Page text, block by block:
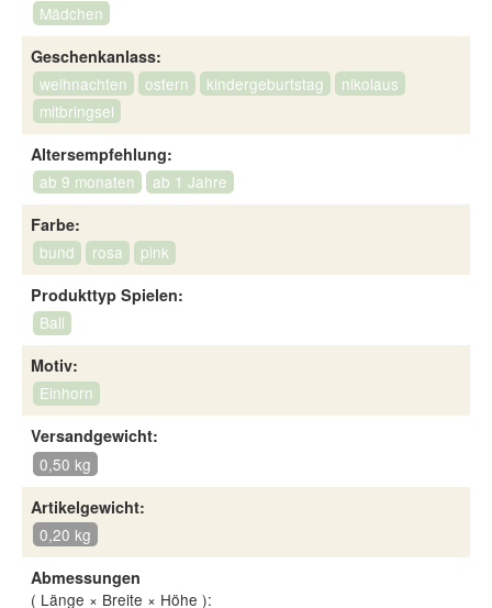
Mädchen
Geschenkanlass:
weihnachten
ostern kindergeburtstag
nikolaus
mitbringsel
Altersempfehlung:
ab 9 monaten
ab 1 Jahre
Farbe:
bund
rosa
pink
Produkttyp Spielen:
Ball
Motiv:
Einhorn
Versandgewicht:
0,50 kg
Artikelgewicht:
0,20 kg
Abmessungen
( Länge × Breite × Höhe ):